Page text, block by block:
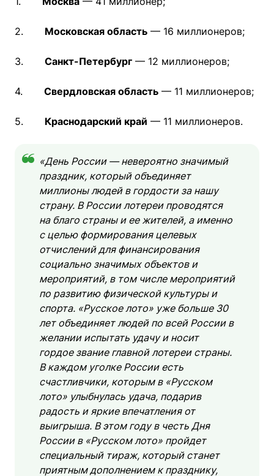
2. Московская область — 16 миллионеров;
3. Санкт-Петербург — 12 миллионеров;
4. Свердловская область — 11 миллионеров;
5. Краснодарский край — 11 миллионеров.
«День России — невероятно значимый
праздник, который объединяет
миллионы людей в гордости за нашу
страну. В России лотереи проводятся
на благо страны и ее жителей, а именно
с целью формирования целевых
отчислений для финансирования
социально значимых объектов и
мероприятий, в том числе мероприятий
по развитию физической культуры и
спорта. «Русское лото» уже больше 30
лет объединяет людей по всей России в
желании испытать удачу и носит
гордое звание главной лотереи страны.
В каждом уголке России есть
счастливчики, которым в «Русском
лото» улыбнулась удача, подарив
радость и яркие впечатления от
выигрыша. В этом году в честь Дня
России в «Русском лото» пройдет
специальный тираж, который станет
приятным дополнением к празднику,